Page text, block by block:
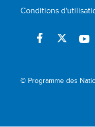
Conditions
© Programme des